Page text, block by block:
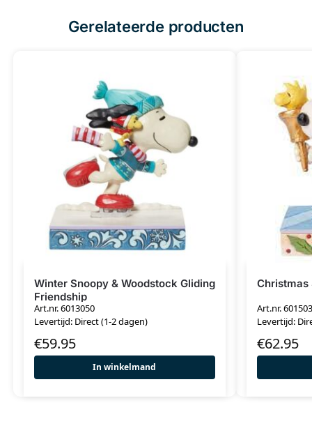
Gerelateerde producten
Winter Snoopy & Woodstock Gliding
Friendship
Art.nr. 6013050
Levertijd: Direct (1-2 dagen)
€59.95
In winkelmand
Christmas
Art.nr.
Levertijd:
€62.95